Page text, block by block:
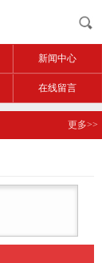
新闻中心
在线留言
更多>>